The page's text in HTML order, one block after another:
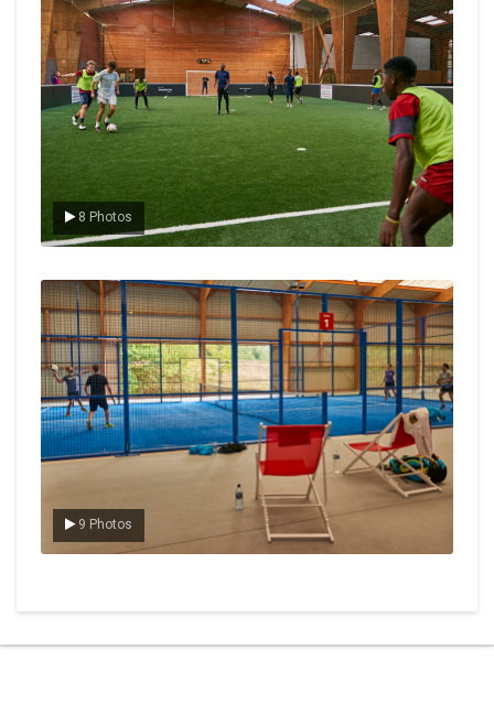
8 Photos
9 Photos
Le padel